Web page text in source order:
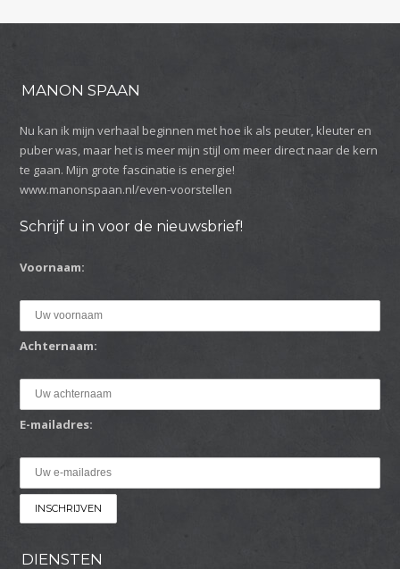
MANON SPAAN
Nu kan ik mijn verhaal beginnen met hoe ik als peuter, kleuter en
puber was, maar het is meer mijn stijl om meer direct naar de kern
te gaan. Mijn grote fascinatie is energie!
www.manonspaan.nl/even-voorstellen
Schrijf u in voor de nieuwsbrief!
Voornaam:
Achternaam:
E-mailadres:
DIENSTEN